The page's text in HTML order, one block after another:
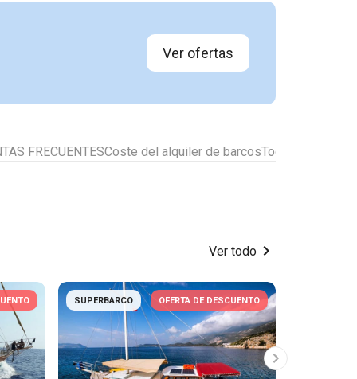
Ver ofertas
FRECUENTESCoste del alquiler de barcosTodos los
SUPERBARCO OFERTA DE DESCUENTO
Ver todo